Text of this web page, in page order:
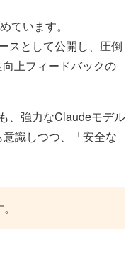
ています。
スとして公開し、圧倒
上フィードバックの
、強力なClaudeモデル
識しつつ、「安全な